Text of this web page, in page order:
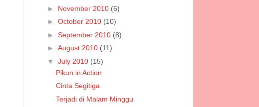
► November 2010 (6)
► October 2010 (10)
► September 2010 (8)
► August 2010 (11)
▼ July 2010 (15)
Pikun in Action
Cinta Segitiga
Terjadi di Malam Minggu